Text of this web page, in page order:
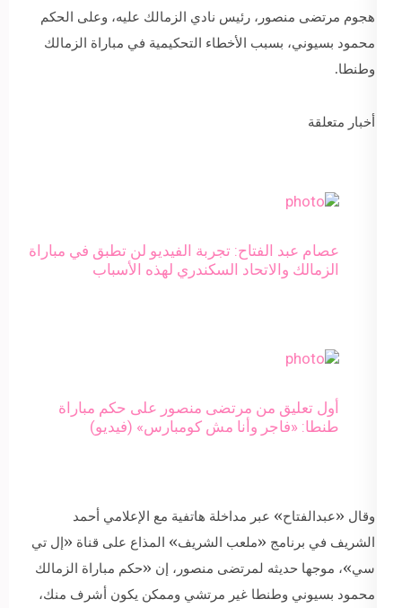
هجوم مرتضى منصور، رئيس نادي الزمالك عليه، وعلى الحكم
محمود بسيوني، بسبب الأخطاء التحكيمية في مباراة الزمالك
وطنطا.
أخبار متعلقة
عصام عبد الفتاح: تجربة الفيديو لن تطبق في مباراة
الزمالك والاتحاد السكندري لهذه الأسباب
أول تعليق من مرتضى منصور على حكم مباراة
طنطا: «فاجر وأنا مش كومبارس» (فيديو)
وقال «عبدالفتاح» عبر مداخلة هاتفية مع الإعلامي أحمد
الشريف في برنامج «ملعب الشريف» المذاع على قناة «إل تي
سي»، موجها حديثه لمرتضى منصور، إن «حكم مباراة الزمالك
محمود بسيوني وطنطا غير مرتشي وممكن يكون أشرف منك،